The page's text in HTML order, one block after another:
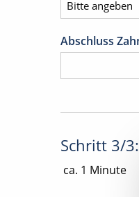
Abschluss
Schritt 3/3:
ca. 1 Minute